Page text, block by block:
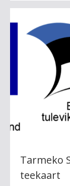
Tarmeko
teekaart